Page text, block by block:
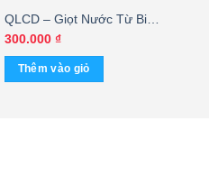
QLCD – Giọt Nước Từ Bi
(TNCD)
300.000 ₫
Thêm vào giỏ